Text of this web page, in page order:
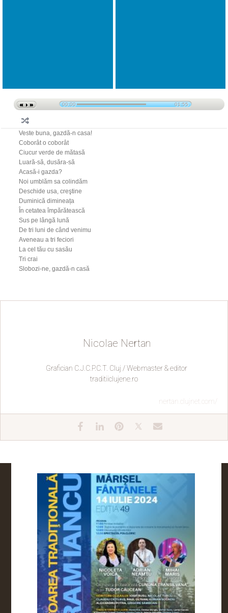
00:00 01:55
Veste buna, gazdă-n casa!
Coborât o coborât
Ciucur verde de mătasă
Luară-să, dusăra-să
Acasă-i gazda?
Noi umblăm sa colindăm
Deschide usa, creştine
Duminică dimineața
În cetatea împărătească
Sus pe lângă lună
De tri luni de când venimu
Aveneau a tri feciori
La cel tău cu sasău
Tri crai
Slobozi-ne, gazdă-n casă
Nicolae Nertan
Grafician C.J.C.P.C.T. Cluj / Webmaster & editor
traditiiclujene.ro
nertan.clujnet.com/